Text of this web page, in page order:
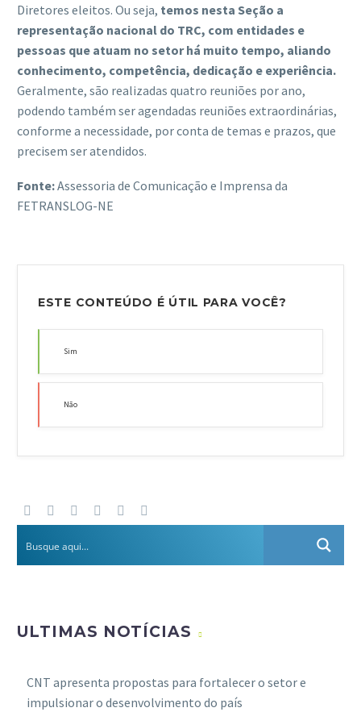
Diretores eleitos. Ou seja, temos nesta Seção a
representação nacional do TRC, com entidades e
pessoas que atuam no setor há muito tempo, aliando
conhecimento, competência, dedicação e experiência.
Geralmente, são realizadas quatro reuniões por ano,
podendo também ser agendadas reuniões extraordinárias,
conforme a necessidade, por conta de temas e prazos, que
precisem ser atendidos.
Fonte:Assessoria de Comunicação e Imprensa da
FETRANSLOG-NE
ESTE CONTEÚDO É ÚTIL PARA VOCÊ?
Sim
Não
ULTIMAS NOTÍCIAS
CNT apresenta propostas para fortalecer o setor e
impulsionar o desenvolvimento do país